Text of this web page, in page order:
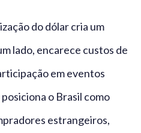
do dólar cria um
lado, encarece custos de
em eventos
o Brasil como
estrangeiros,